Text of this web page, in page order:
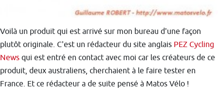
Voilà un produit qui est arrivé sur mon bureau d'une façon
plutôt originale. C'est un rédacteur du site anglais PEZ Cycling
News qui est entré en contact avec moi car les créateurs de ce
produit, deux australiens, cherchaient à le faire tester en
France. Et ce rédacteur a de suite pensé à Matos Vélo !